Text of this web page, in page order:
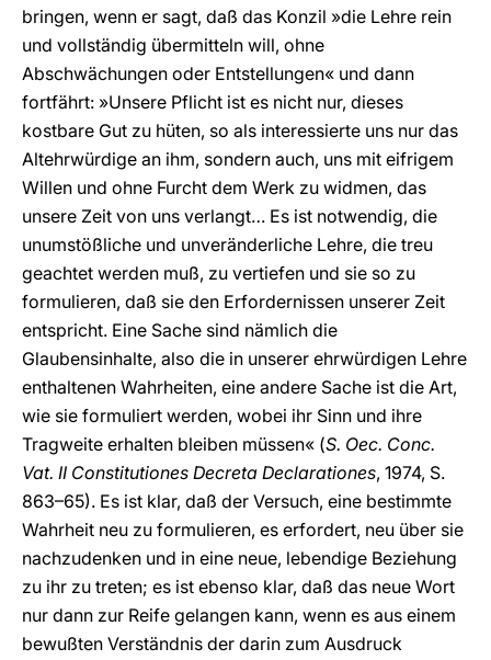
bringen, wenn er sagt, daß das Konzil »die Lehre rein
und vollständig übermitteln will, ohne
Abschwächungen oder Entstellungen« und dann
fortfährt: »Unsere Pflicht ist es nicht nur, dieses
kostbare Gut zu hüten, so als interessierte uns nur das
Altehrwürdige an ihm, sondern auch, uns mit eifrigem
Willen und ohne Furcht dem Werk zu widmen, das
unsere Zeit von uns verlangt… Es ist notwendig, die
unumstößliche und unveränderliche Lehre, die treu
geachtet werden muß, zu vertiefen und sie so zu
formulieren, daß sie den Erfordernissen unserer Zeit
entspricht. Eine Sache sind nämlich die
Glaubensinhalte, also die in unserer ehrwürdigen Lehre
enthaltenen Wahrheiten, eine andere Sache ist die Art,
wie sie formuliert werden, wobei ihr Sinn und ihre
Tragweite erhalten bleiben müssen« (S. Oec. Conc.
Vat. II Constitutiones Decreta Declarationes, 1974, S.
863–65). Es ist klar, daß der Versuch, eine bestimmte
Wahrheit neu zu formulieren, es erfordert, neu über sie
nachzudenken und in eine neue, lebendige Beziehung
zu ihr zu treten; es ist ebenso klar, daß das neue Wort
nur dann zur Reife gelangen kann, wenn es aus einem
bewußten Verständnis der darin zum Ausdruck